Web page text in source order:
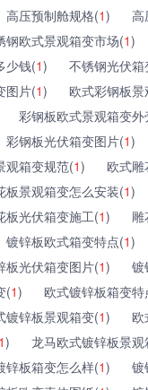
高压预制舱规格(1)
高
钢欧式景观箱变市场(1)
少钱(1)
不锈钢光伏
图片(1)
欧式彩钢板
彩钢板欧式景观箱变外
彩钢板光伏箱变图片(1)
观箱变规范(1)
欧式
板景观箱变怎么安装(1)
板光伏箱变施工(1)
镀锌板欧式箱变特点(1)
板光伏箱变图片(1)
镀
(1)
欧式镀锌板箱变特
镀锌板景观箱变(1)
欧
1)
龙马欧式镀锌板景
锌板箱变怎么样(1)
镀